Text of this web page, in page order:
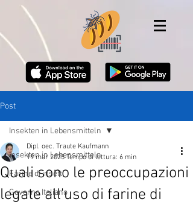
Post
Insekten in Lebensmitteln
Farine di insetti
Governo Italiano
Insekten in Lebensmitteln
Quali sono le preoccupazioni
legate all'uso di farine di
Dipl. oec. Traute Kaufmann
19 mar 2025 Tempo di lettura: 6 min